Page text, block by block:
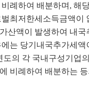
례하여 배분하며, 해
최저한세소득금액이
산액이 발생하여 내국
는 당기내국추가세액
도의 각 국내구성기업
비례하여 배분하는